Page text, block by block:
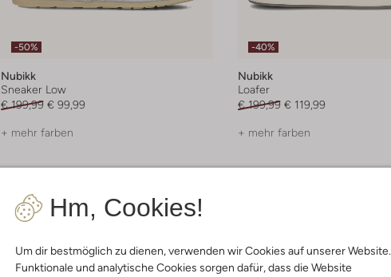
Hm, Cookies!
Um dir bestmöglich zu dienen, verwenden wir Cookies auf unserer Website.
Funktionale und analytische Cookies sorgen dafür, dass die Website
-50%
Nubikk
Sneaker Low
€ 199,99 € 99,99
+ mehr farben
-40%
Nubikk
Loafer
€ 199,99 € 119,99
+ mehr farben